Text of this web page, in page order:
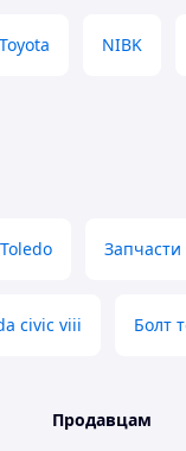
Toyota NIBK
Запчасти
civic viii Болт
Продавцам